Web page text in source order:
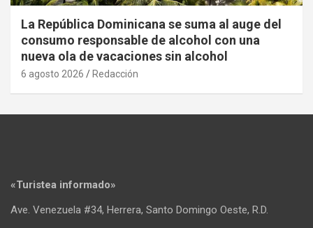
La República Dominicana se suma al auge del
consumo responsable de alcohol con una
nueva ola de vacaciones sin alcohol
6 agosto 2026 Redacción
«Turistea informado»
Ave. Venezuela #34, Herrera, Santo Domingo Oeste, R.D.